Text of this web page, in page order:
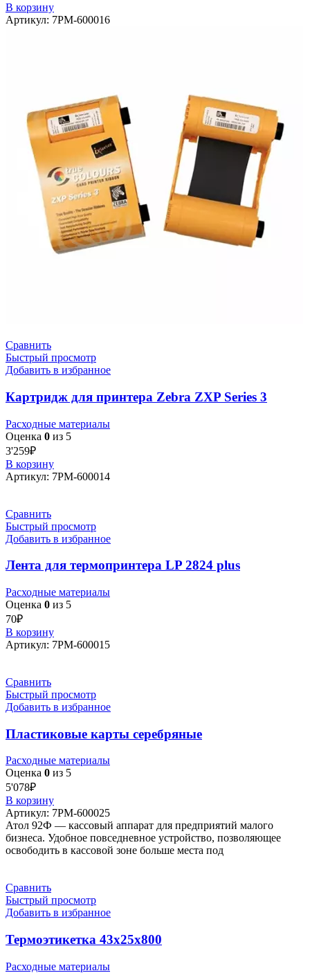
В корзину
Артикул: 7РМ-600016
Сравнить
Быстрый просмотр
Добавить в избранное
Картридж для принтера Zebra ZXP Series 3
Расходные материалы
Оценка 0 из 5
3'259₽
В корзину
Артикул: 7РМ-600014
Сравнить
Быстрый просмотр
Добавить в избранное
Лента для термопринтера LP 2824 plus
Расходные материалы
Оценка 0 из 5
70₽
В корзину
Артикул: 7РМ-600015
Сравнить
Быстрый просмотр
Добавить в избранное
Пластиковые карты серебряные
Расходные материалы
Оценка 0 из 5
5'078₽
В корзину
Артикул: 7РМ-600025
Атол 92Ф — кассовый аппарат для предприятий малого
бизнеса. Удобное повседневное устройство, позволяющее
освободить в кассовой зоне больше места под
Сравнить
Быстрый просмотр
Добавить в избранное
Термоэтикетка 43х25х800
Расходные материалы